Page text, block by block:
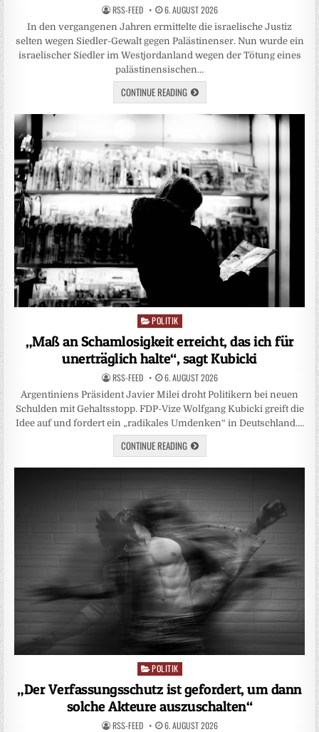
RSS-FEED 6. AUGUST 2026
In den vergangenen Jahren ermittelte die israelische Justiz
selten wegen Siedler-Gewalt gegen Palästinenser. Nun wurde ein
israelischer Siedler im Westjordanland wegen der Tötung eines
palästinensischen…
CONTINUE READING
Posted
in
POLITIK
„Maß an Schamlosigkeit erreicht, das ich für
unerträglich halte“, sagt Kubicki
RSS-FEED 6. AUGUST 2026
Argentiniens Präsident Javier Milei droht Politikern bei neuen
Schulden mit Gehaltsstopp. FDP-Vize Wolfgang Kubicki greift die
Idee auf und fordert ein „radikales Umdenken“ in Deutschland….
CONTINUE READING
Posted
in
POLITIK
„Der Verfassungsschutz ist gefordert, um dann
solche Akteure auszuschalten“
RSS-FEED 6. AUGUST 2026